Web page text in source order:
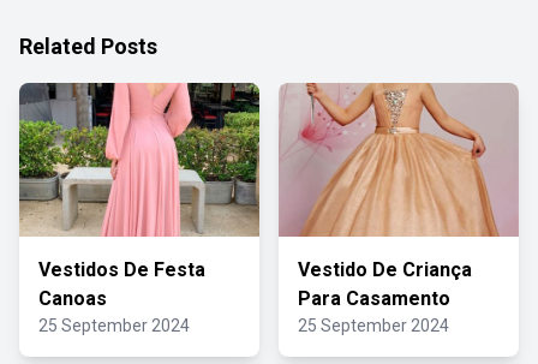
Related Posts
Vestidos De Festa
Canoas
25 September 2024
Vestido De Criança
Para Casamento
25 September 2024